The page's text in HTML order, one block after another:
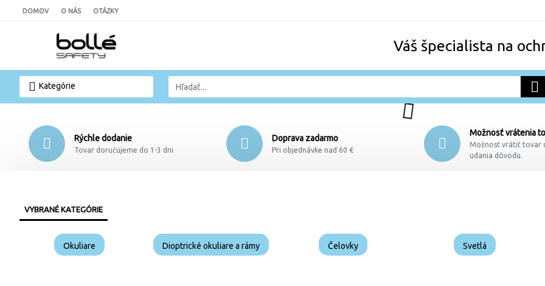
DOMOV O NÁS OTÁZKY
Váš špecialista na
Kategórie
Rýchle dodanie
Tovar doručujeme do 1-3 dni
Doprava zadarmo
Pri objednávke nad 60 €
Možnosť vrátenia
Možnosť vrátiť tovar
udania dôvodu.
VYBRANÉ KATEGÓRIE
Okuliare Dioptrické okuliare a rámy Čelovky Svetlá